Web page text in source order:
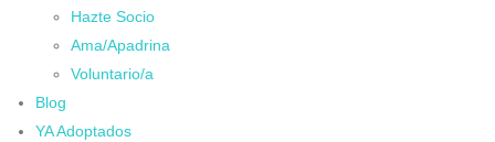
Hazte Socio
Ama/Apadrina
Voluntario/a
Blog
YA Adoptados